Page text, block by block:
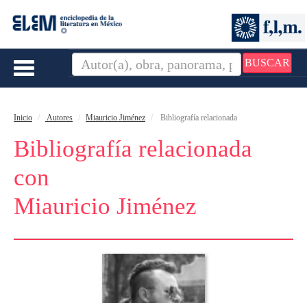
BUSCAR
Toggle
Inicio Autores Miauricio Jiménez Bibliografía relacionada
Bibliografía relacionada
con
Miauricio Jiménez